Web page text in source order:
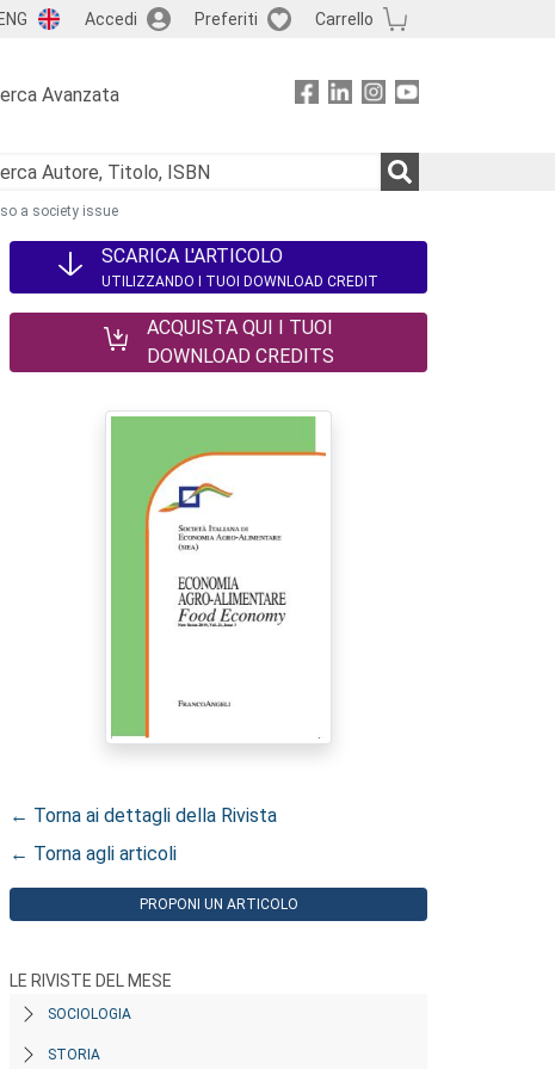
Accedi Preferiti Carrello
Avanzata
a society issue
SCARICA L'ARTICOLO
UTILIZZANDO I TUOI DOWNLOAD CREDIT
ACQUISTA QUI I TUOI
DOWNLOAD CREDITS
← Torna ai dettagli della Rivista
← Torna agli articoli
PROPONI UN ARTICOLO
LE RIVISTE DEL MESE
SOCIOLOGIA
STORIA